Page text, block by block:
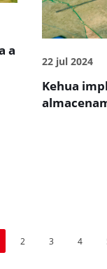
a
22 jul 2024
Kehua
2 3 4